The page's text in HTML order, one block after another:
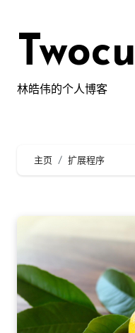
林皓伟的个人博客
主页 扩展程序